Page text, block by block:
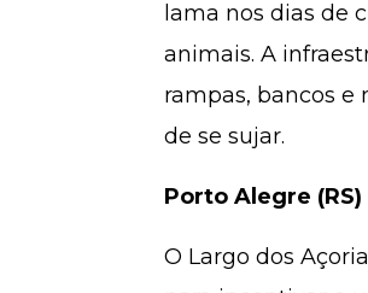
lama nos dias de
animais. A
rampas, bancos e
de se sujar.
Porto Alegre (RS)
O Largo dos